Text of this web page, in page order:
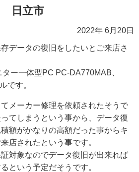
日立市
2022年 6月20日
データの復旧をしたいとご来店さ
ー一体型PC PC-DA770MAB、
です。
メーカー修理を依頼されたそうで
てしまうという事から、データ復
額がかなりの高額だった事からキ
店されたという事です。
対象なのでデータ復旧が出来れば
という予定だそうです。